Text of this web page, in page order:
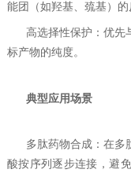
能团（如羟基、巯基）的
高选择性保护‌：优先
标产物的纯度。
典型应用场景‌
多肽药物合成‌：在多
酸按序列逐步连接，避